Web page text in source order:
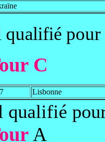
qualifié pour
C
Lisbonne
qualifié
A